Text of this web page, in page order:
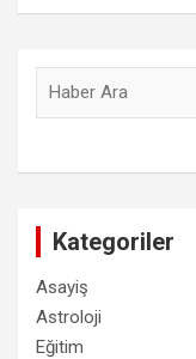
Kategoriler
Asayiş
Astroloji
Eğitim